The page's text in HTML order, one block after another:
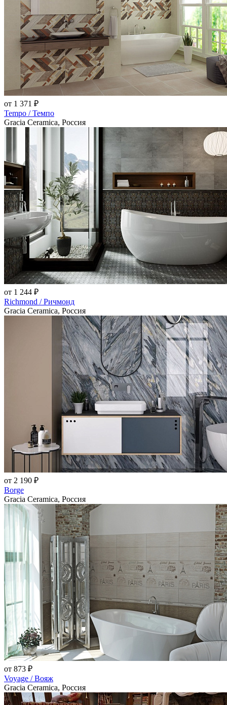
от 1 371 ₽
Tempo / Темпо
Gracia Ceramica, Россия
от 1 244 ₽
Richmond / Ричмонд
Gracia Ceramica, Россия
от 2 190 ₽
Borge
Gracia Ceramica, Россия
от 873 ₽
Voyage / Вояж
Gracia Ceramica, Россия